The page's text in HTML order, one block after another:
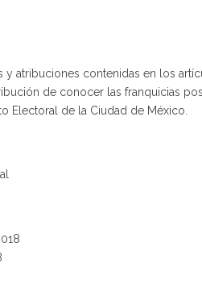
atribuciones contenidas en los
de conocer las franquicias
Electoral de la Ciudad de México.